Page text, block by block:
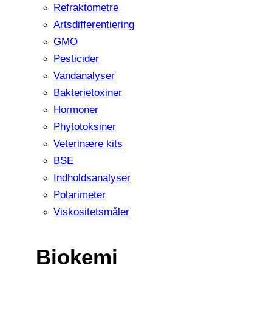
Refraktometre
Artsdifferentiering
GMO
Pesticider
Vandanalyser
Bakterietoxiner
Hormoner
Phytotoksiner
Veterinære kits
BSE
Indholdsanalyser
Polarimeter
Viskositetsmåler
Biokemi